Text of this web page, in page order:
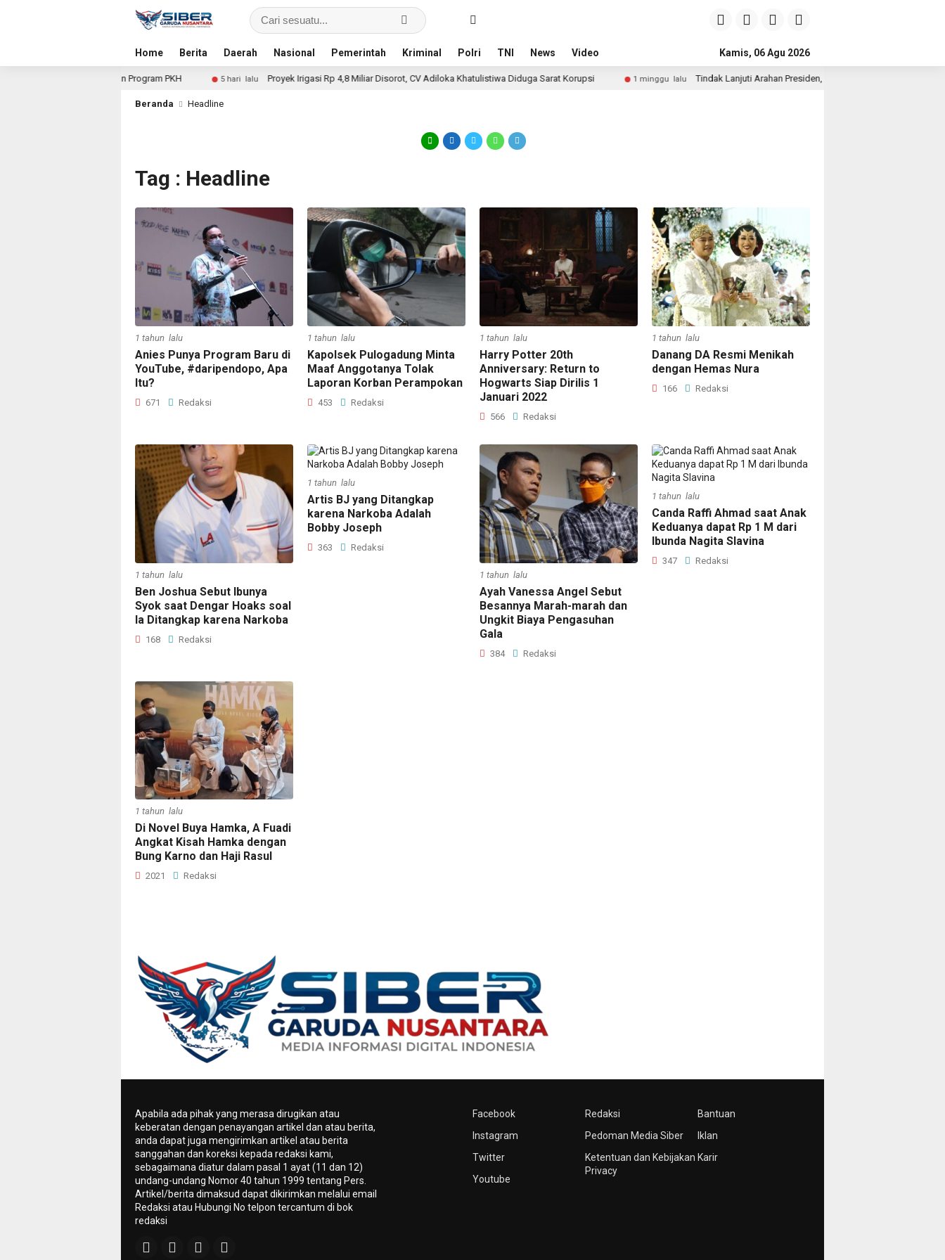
Home Berita Daerah Nasional Pemerintah Kriminal Polri TNI News Video Kamis, 06 Agu 2026
Penyimpangan Program PKH 5 hari lalu Proyek Irigasi Rp 4,8 Miliar Disorot, CV Adiloka Khatulistiwa Diduga Sarat Korupsi 1 minggu lalu Tindak Lanjuti Arahan Presiden, Wakapolri dan Wamen Kehutanan
Beranda Headline
Tag : Headline
1 tahun lalu
Anies Punya Program Baru di
YouTube, #daripendopo, Apa
Itu?
671 Redaksi
1 tahun lalu
Kapolsek Pulogadung Minta
Maaf Anggotanya Tolak
Laporan Korban Perampokan
453 Redaksi
1 tahun lalu
Harry Potter 20th
Anniversary: Return to
Hogwarts Siap Dirilis 1
Januari 2022
566 Redaksi
1 tahun lalu
Danang DA Resmi Menikah
dengan Hemas Nura
166 Redaksi
1 tahun lalu
Ben Joshua Sebut Ibunya
Syok saat Dengar Hoaks soal
Ia Ditangkap karena Narkoba
168 Redaksi
1 tahun lalu
Artis BJ yang Ditangkap
karena Narkoba Adalah
Bobby Joseph
363 Redaksi
1 tahun lalu
Ayah Vanessa Angel Sebut
Besannya Marah-marah dan
Ungkit Biaya Pengasuhan
Gala
384 Redaksi
1 tahun lalu
Canda Raffi Ahmad saat Anak
Keduanya dapat Rp 1 M dari
Ibunda Nagita Slavina
347 Redaksi
1 tahun lalu
Di Novel Buya Hamka, A Fuadi
Angkat Kisah Hamka dengan
Bung Karno dan Haji Rasul
2021 Redaksi
Facebook
Instagram
Twitter
Youtube
Redaksi
Pedoman Media Siber
Ketentuan dan Kebijakan
Privacy
Bantuan
Iklan
Karir
Apabila ada pihak yang merasa dirugikan atau
keberatan dengan penayangan artikel dan atau berita,
anda dapat juga mengirimkan artikel atau berita
sanggahan dan koreksi kepada redaksi kami,
sebagaimana diatur dalam pasal 1 ayat (11 dan 12)
undang-undang Nomor 40 tahun 1999 tentang Pers.
Artikel/berita dimaksud dapat dikirimkan melalui email
Redaksi atau Hubungi No telpon tercantum di bok
redaksi